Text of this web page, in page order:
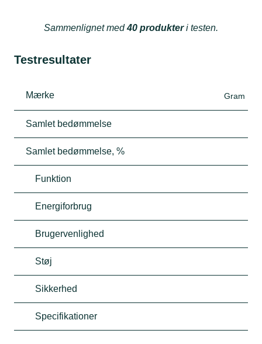
Sammenlignet med40 produkteri testen.
Testresultater
Mærke Gram
Samlet bedømmelse
Samlet bedømmelse, %
Funktion
Energiforbrug
Brugervenlighed
Støj
Sikkerhed
Specifikationer